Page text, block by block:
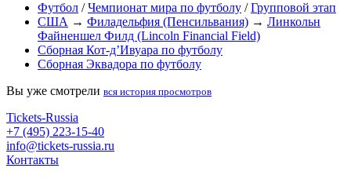
Футбол /Чемпионат мира по футболу /Групповой этап
США → Филадельфия (Пенсильвания) → Линкольн
Файненшел Филд (Lincoln Financial Field)
Сборная Кот-д’Ивуара по футболу
Сборная Эквадора по футболу
Вы уже смотрели вся история просмотров
Tickets-Russia
+7 (495) 223-15-40
info@tickets-russia.ru
Контакты